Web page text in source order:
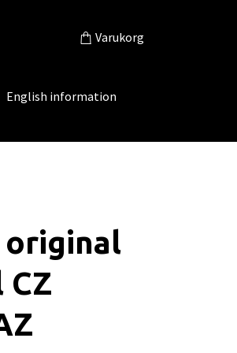
Varukorg
English information
original